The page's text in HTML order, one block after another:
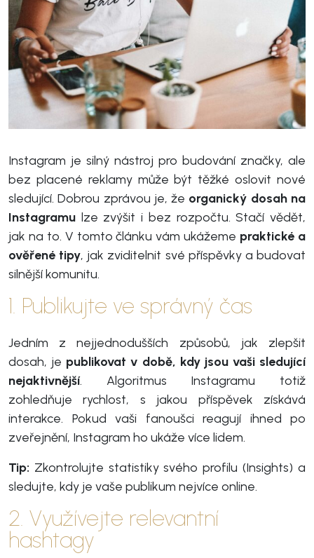
Instagram je silný nástroj pro budování značky, ale
bez placené reklamy může být těžké oslovit nové
sledující. Dobrou zprávou je, že organický dosah na
Instagramu lze zvýšit i bez rozpočtu. Stačí vědět,
jak na to. V tomto článku vám ukážeme praktické a
ověřené tipy, jak zviditelnit své příspěvky a budovat
silnější komunitu.
1. Publikujte ve správný čas
Jedním z nejjednodušších způsobů, jak zlepšit
dosah, je publikovat v době, kdy jsou vaši sledující
nejaktivnější. Algoritmus Instagramu totiž
zohledňuje rychlost, s jakou příspěvek získává
interakce. Pokud vaši fanoušci reagují ihned po
zveřejnění, Instagram ho ukáže více lidem.
Tip: Zkontrolujte statistiky svého profilu (Insights) a
sledujte, kdy je vaše publikum nejvíce online.
2. Využívejte relevantní
hashtagy